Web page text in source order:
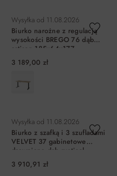
Wysyłka od 11.08.2026
Biurko narożne z regulacją
wysokości BREGO 76 dąb
artisan 185x64x177
3 189,00 zł
Wysyłka od 11.08.2026
Biurko z szafką i 3 szufladami
VELVET 37 gabinetowe
drewniane dąb rustical
177x80x78cm
3 910,91 zł